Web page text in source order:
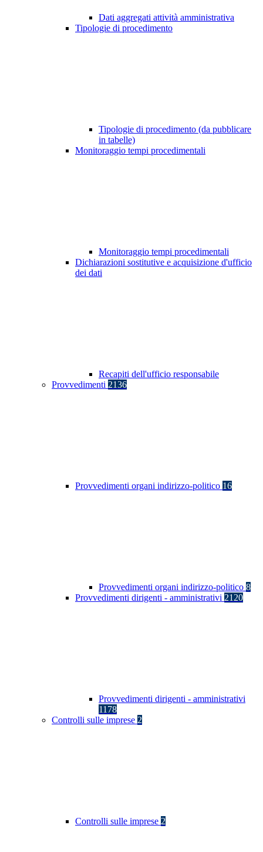
Dati aggregati attività amministrativa
Tipologie di procedimento
Tipologie di procedimento (da pubblicare
in tabelle)
Monitoraggio tempi procedimentali
Monitoraggio tempi procedimentali
Dichiarazioni sostitutive e acquisizione d'ufficio
dei dati
Recapiti dell'ufficio responsabile
Provvedimenti 2136
Provvedimenti organi indirizzo-politico 16
Provvedimenti organi indirizzo-politico 8
Provvedimenti dirigenti - amministrativi 2120
Provvedimenti dirigenti - amministrativi
1178
Controlli sulle imprese 2
Controlli sulle imprese 2